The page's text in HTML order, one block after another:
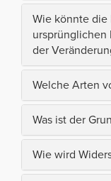
Wie könnte die
ursprünglichen
der
Welche Arten
Was ist der
Wie wird